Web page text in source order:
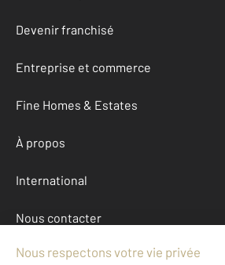
Devenir franchisé
Entreprise et commerce
Fine Homes & Estates
À propos
International
Nous contacter